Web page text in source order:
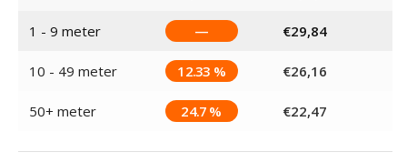
1 - 9 meter — €29,84
10 - 49 meter 12.33 % €26,16
50+ meter 24.7 % €22,47